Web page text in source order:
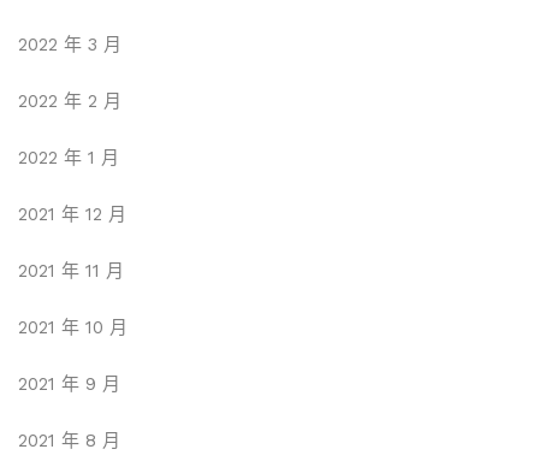
2022 年 3 月
2022 年 2 月
2022 年 1 月
2021 年 12 月
2021 年 11 月
2021 年 10 月
2021 年 9 月
2021 年 8 月